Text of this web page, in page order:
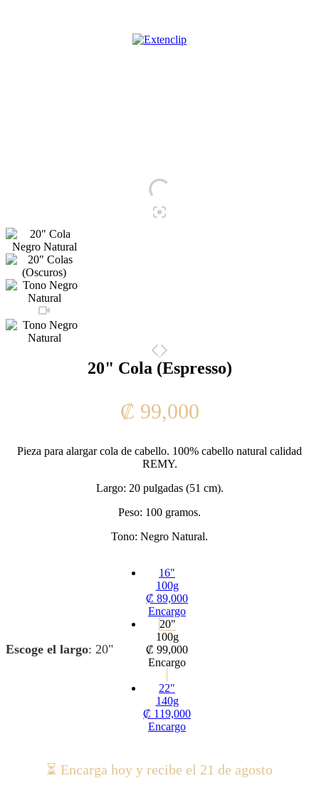
20" Cola (Espresso)
₡ 99,000
Pieza para alargar cola de cabello. 100% cabello natural calidad
REMY.
Largo: 20 pulgadas (51 cm).
Peso: 100 gramos.
Tono: Negro Natural.
Escoge el largo: 20"
16"
100g
₡ 89,000
Encargo
20"
100g
₡ 99,000
Encargo
22"
140g
₡ 119,000
Encargo
⏳ Encarga hoy y recibe el 21 de agosto